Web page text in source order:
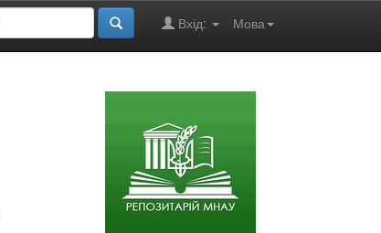
Мова
Вхід: